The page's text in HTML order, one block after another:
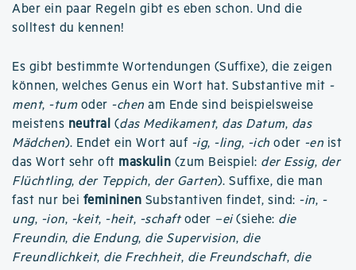
Aber ein paar Regeln gibt es eben schon. Und die
solltest du kennen!
Es gibt bestimmte Wortendungen (Suffixe), die zeigen
können, welches Genus ein Wort hat. Substantive mit -
ment, -tumoder -chen am Ende sind beispielsweise
meistens neutral (das Medikament, das Datum, das
Mädchen). Endet ein Wort auf -ig, -ling, -ich oder -en ist
das Wort sehr oft maskulin (zum Beispiel: der Essig, der
Flüchtling, der Teppich, der Garten). Suffixe, die man
fast nur bei femininen Substantiven findet, sind: -in, -
ung, -ion, -keit, -heit, -schaftoder –ei(siehe: die
Freundin, die Endung, die Supervision, die
Freundlichkeit, die Frechheit, die Freundschaft, die